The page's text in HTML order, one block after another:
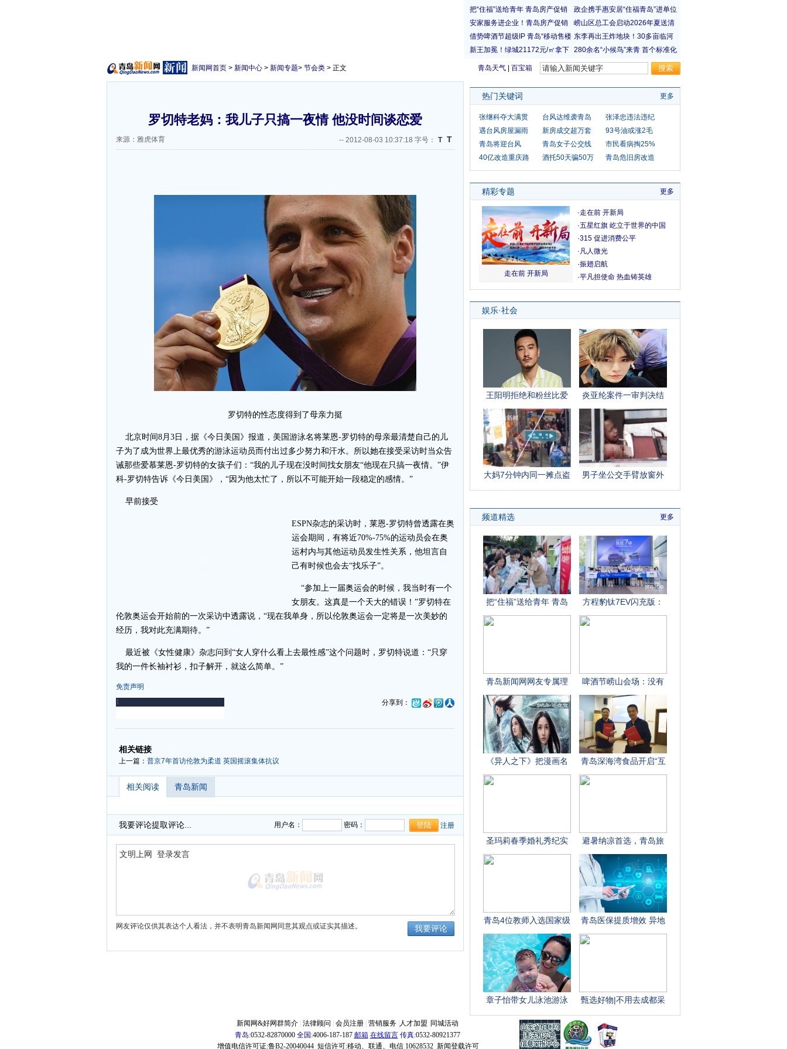
青岛天气 百宝箱
新闻网首页 > 新闻中心 > 新闻专题> 节会类 > 正文
罗切特老妈：我儿子只搞一夜情 他没时间谈恋爱
来源：雅虎体育 -- 2012-08-03 10:37:18 字号： T T
罗切特的性态度得到了母亲力挺
北京时间8月3日，据《今日美国》报道，美国游泳名将莱恩-罗切特的母亲最清楚自己的儿
子为了成为世界上最优秀的游泳运动员而付出过多少努力和汗水。所以她在接受采访时当众告
诫那些爱慕莱恩-罗切特的女孩子们：“我的儿子现在没时间找女朋友“他现在只搞一夜情。”伊
科-罗切特告诉《今日美国》，“因为他太忙了，所以不可能开始一段稳定的感情。”
早前接受
ESPN杂志的采访时，莱恩-罗切特曾透露在奥
运会期间，有将近70%-75%的运动员会在奥
运村内与其他运动员发生性关系，他坦言自
己有时候也会去“找乐子”。
“参加上一届奥运会的时候，我当时有一个
女朋友。这真是一个天大的错误！”罗切特在
伦敦奥运会开始前的一次采访中透露说，“现在我单身，所以伦敦奥运会一定将是一次美妙的
经历，我对此充满期待。”
最近被《女性健康》杂志问到“女人穿什么看上去最性感”这个问题时，罗切特说道：“只穿
我的一件长袖衬衫，扣子解开，就这么简单。”
免责声明
分享到：
-
相关链接
上一篇： 普京7年首访伦敦为柔道 英国摇滚集体抗议
相关阅读 青岛新闻
我要评论提取评论... 用户名： 密码： 注册
网友评论仅供其表达个人看法，并不表明青岛新闻网同意其观点或证实其描述。
热门关键词 更多
张继科夺大满贯 台风达维袭青岛
张泽忠违法违纪
遇台风房屋漏雨
新房成交超万套
93号油或涨2毛
青岛将迎台风
青岛女子公交线
市民看病掏25%
40亿改造重庆路
酒托50天骗50万 青岛危旧房改造